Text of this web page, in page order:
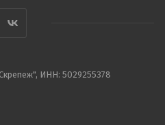
ИНН: 5029255378